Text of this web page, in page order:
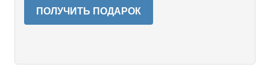
ПОЛУЧИТЬ ПОДАРОК